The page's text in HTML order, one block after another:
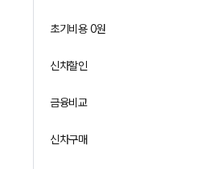
초기비용 0원
신차할인
금융비교
신차구매